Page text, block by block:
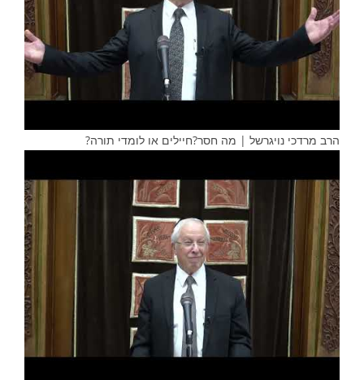
הרב מרדכי נויגרשל | מה חסר?חיילים או לומדי תורה?